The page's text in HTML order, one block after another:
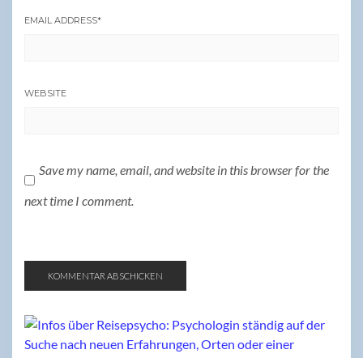
EMAIL ADDRESS*
WEBSITE
Save my name, email, and website in this browser for the
next time I comment.